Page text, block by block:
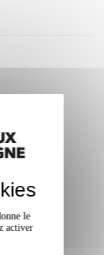
le
activer